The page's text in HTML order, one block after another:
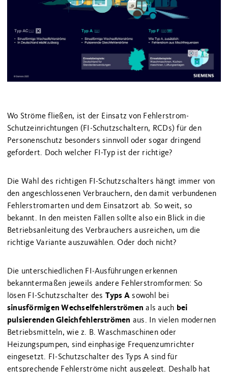
Wo Ströme fließen, ist der Einsatz von Fehlerstrom-
Schutzeinrichtungen (FI-Schutzschaltern, RCDs) für den
Personenschutz besonders sinnvoll oder sogar dringend
gefordert. Doch welcher FI-Typ ist der richtige?
Die Wahl des richtigen FI-Schutzschalters hängt immer von
den angeschlossenen Verbrauchern, den damit verbundenen
Fehlerstromarten und dem Einsatzort ab. So weit, so
bekannt. In den meisten Fällen sollte also ein Blick in die
Betriebsanleitung des Verbrauchers ausreichen, um die
richtige Variante auszuwählen. Oder doch nicht?
Die unterschiedlichen FI-Ausführungen erkennen
bekanntermaßen jeweils andere Fehlerstromformen: So
lösen FI-Schutzschalter des Typs A sowohl bei
sinusförmigen Wechselfehlerströmen als auch bei
pulsierenden Gleichfehlerströmen aus. In vielen modernen
Betriebsmitteln, wie z. B. Waschmaschinen oder
Heizungspumpen, sind einphasige Frequenzumrichter
eingesetzt. FI-Schutzschalter des Typs A sind für
entsprechende Fehlerströme nicht ausgelegt. Deshalb hat